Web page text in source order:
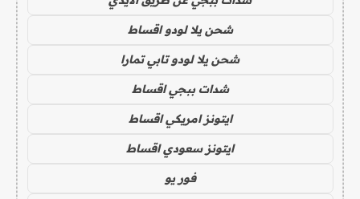
شحن يلا لودو اقساط
شحن يلا لودو تابي تمارا
شدات ببجي اقساط
ايتونز امريكي اقساط
ايتونز سعودي اقساط
فور يو